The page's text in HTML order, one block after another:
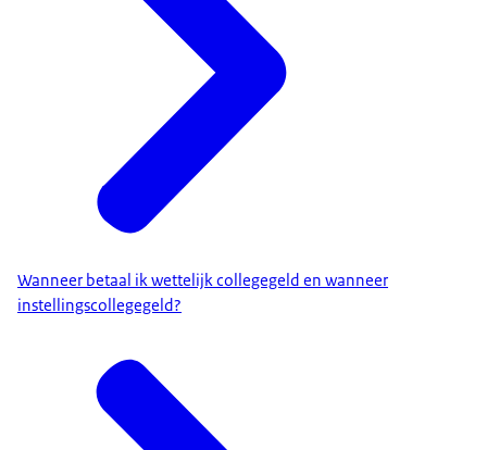
Wanneer betaal ik wettelijk collegegeld en wanneer
instellingscollegegeld?